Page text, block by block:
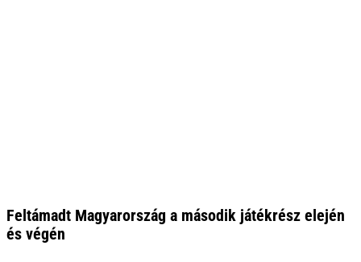
Feltámadt Magyarország a második játékrész elején
és végén